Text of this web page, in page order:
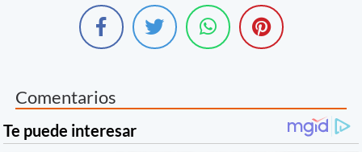
Comentarios